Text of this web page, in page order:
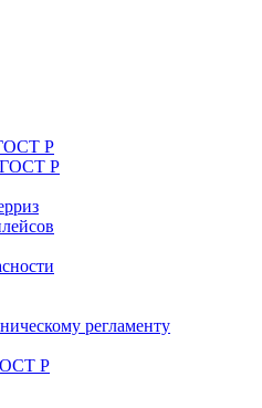
ГОСТ Р
ГОСТ Р
регламенту
Р